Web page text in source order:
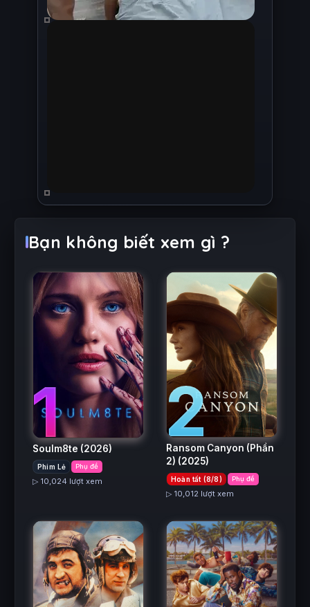
Bạn không biết xem gì ?
1
Soulm8te (2026)
Phim Lẻ Phụ đề
▷ 10,024 lượt xem
2
Ransom Canyon (Phần
2) (2025)
Hoàn tất (8/8) Phụ đề
▷ 10,012 lượt xem